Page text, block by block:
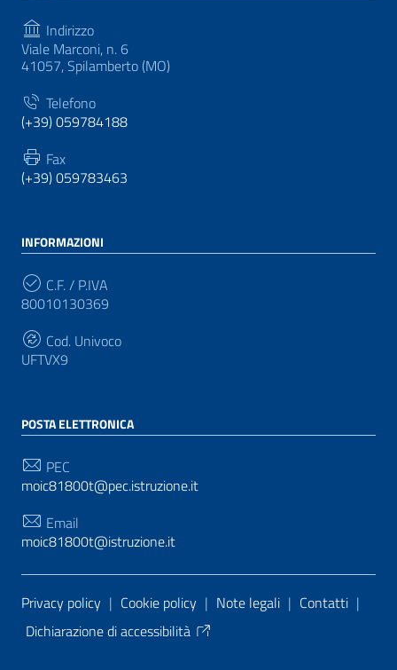
Indirizzo
Viale Marconi, n. 6
41057, Spilamberto (MO)
Telefono
(+39) 059784188
Fax
(+39) 059783463
INFORMAZIONI
C.F. / P.IVA
80010130369
Cod. Univoco
UFTVX9
POSTA ELETTRONICA
PEC
moic81800t@pec.istruzione.it
Email
moic81800t@istruzione.it
Sezione Link Utili
Privacy policy | Cookie policy | Note legali | Contatti |
Dichiarazione di accessibilità